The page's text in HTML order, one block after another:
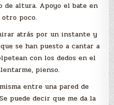
de altura. Apoyo el bate en
otro poco.
atrás por un instante y
se han puesto a cantar a
con los dedos en el
pienso.
entre una pared de
puede decir que me da la